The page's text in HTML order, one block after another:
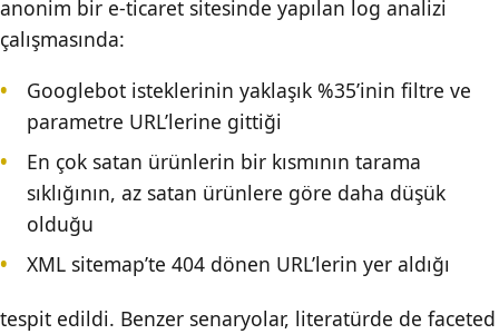
anonim bir e-ticaret sitesinde yapılan log analizi
çalışmasında:
Googlebot isteklerinin yaklaşık %35’inin filtre ve
parametre URL’lerine gittiği
En çok satan ürünlerin bir kısmının tarama
sıklığının, az satan ürünlere göre daha düşük
olduğu
XML sitemap’te 404 dönen URL’lerin yer aldığı
tespit edildi. Benzer senaryolar, literatürde de faceted